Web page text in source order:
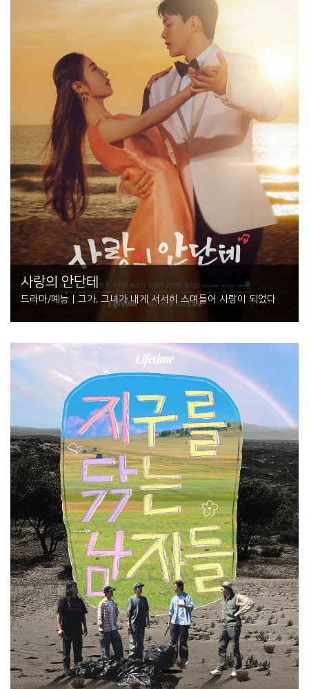
사랑의 안단테
드라마/예능 | 그가, 그녀가 내게 서서히 스며들어 사랑이 되었다